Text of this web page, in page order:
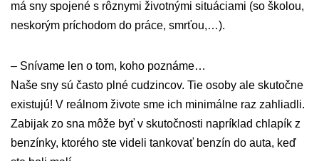
má sny spojené s rôznymi životnými situáciami (so školou,
neskorým príchodom do práce, smrťou,…).
– Snívame len o tom, koho poznáme…
Naše sny sú často plné cudzincov. Tie osoby ale skutočne
existujú! V reálnom živote sme ich minimálne raz zahliadli.
Zabijak zo sna môže byť v skutočnosti napríklad chlapík z
benzínky, ktorého ste videli tankovať benzín do auta, keď